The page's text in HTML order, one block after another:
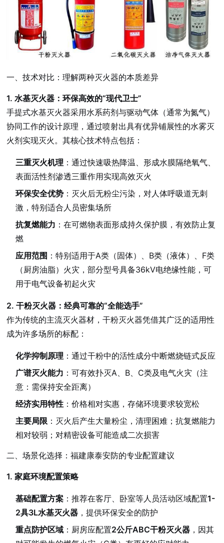
一、技术对比：理解两种灭火器的本质差异
1. 水基灭火器：环保高效的“现代卫士”
手提式水基灭火器采用水系药剂与驱动气体（通常为氮气）
协同工作的设计原理，通过喷射出具有优异铺展性的水雾灭
火剂实现灭火。其核心技术特点包括：
三重灭火机理 ：通过快速吸热降温、形成水膜隔绝氧气、
表面活性剂渗透三重作用实现高效灭火
环保安全优势 ：灭火后无粉尘污染，对人体呼吸道无刺
激，特别适合人员密集场所
抗复燃能力 ：在可燃物表面形成持久保护膜，有效防止复
燃
应用范围 ：特别适用于A类（固体）、B类（液体）、F类
（厨房油脂）火灾，部分型号具备36kV电绝缘性能，可
用于电气设备初起火灾
2. 干粉灭火器：经典可靠的“全能选手”
作为传统的主流灭火器材，干粉灭火器凭借其广泛的适用性
成为许多场所的标配：
化学抑制原理 ：通过干粉中的活性成分中断燃烧链式反应
广谱灭火能力 ：可有效扑灭A、B、C类及电气火灾（注
意：需保持安全距离）
经济实用特性 ：价格相对实惠，存储环境要求较宽松
主要局限 ：灭火后产生大量粉尘，清理困难；抗复燃能力
相对较弱；对精密设备可能造成二次损害
二、场景化选择：福建康泰安防的专业配置建议
1. 家庭环境配置策略
基础配置方案 ：推荐在客厅、卧室等人员活动区域配置1-
2具3L水基灭火器 ，提供环保安全的防护
重点防护区域 ：厨房应配置2公斤ABC干粉灭火器 ，因其